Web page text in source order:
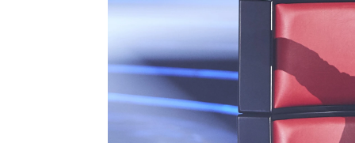
cuatro coaches
subiendo el nivel"
No te pierdas la
Voz Kids' el próximo